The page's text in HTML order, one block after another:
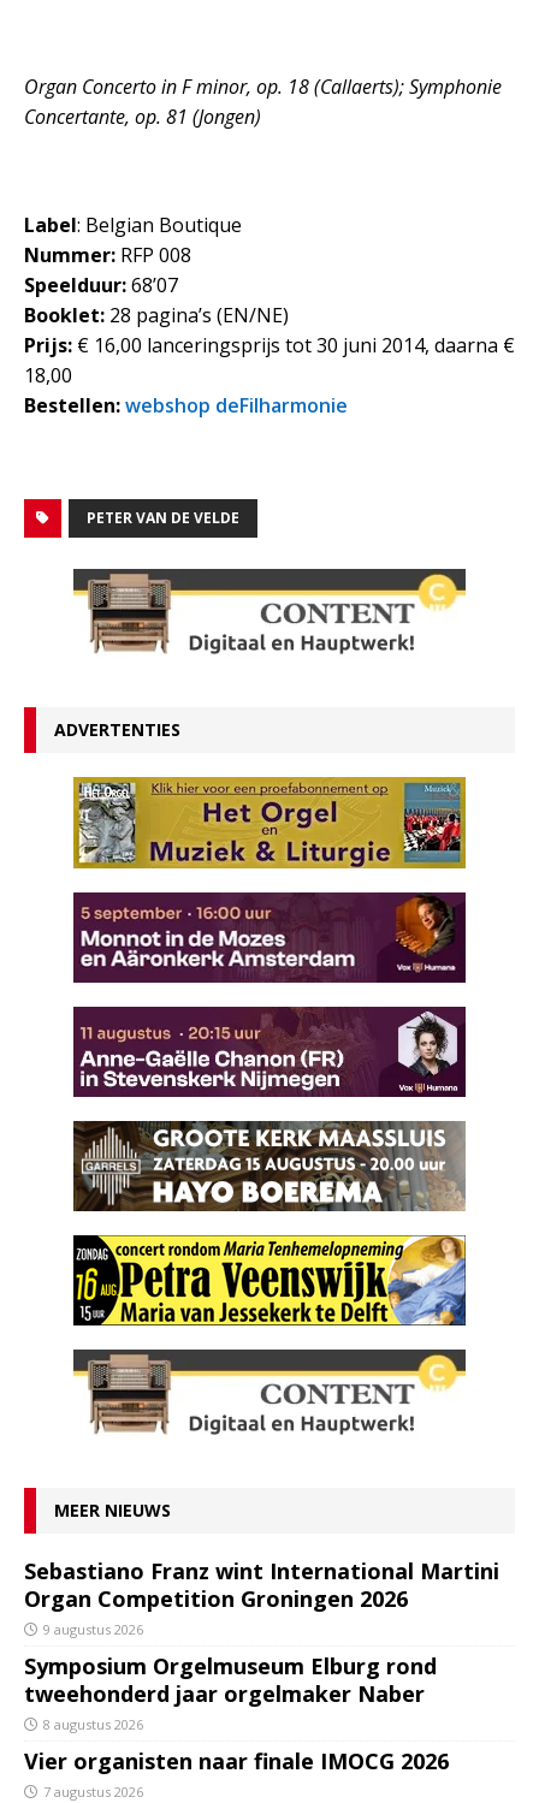
Organ Concerto in F minor, op. 18 (Callaerts); Symphonie
Concertante, op. 81 (Jongen)
Label: Belgian Boutique
Nummer: RFP 008
Speelduur:68’07
Booklet: 28 pagina’s (EN/NE)
Prijs: € 16,00 lanceringsprijs tot 30 juni 2014, daarna €
18,00
Bestellen:webshop deFilharmonie
PETER VAN DE VELDE
ADVERTENTIES
MEER NIEUWS
Sebastiano Franz wint International Martini
Organ Competition Groningen 2026
9 augustus 2026
Symposium Orgelmuseum Elburg rond
tweehonderd jaar orgelmaker Naber
8 augustus 2026
Vier organisten naar finale IMOCG 2026
7 augustus 2026